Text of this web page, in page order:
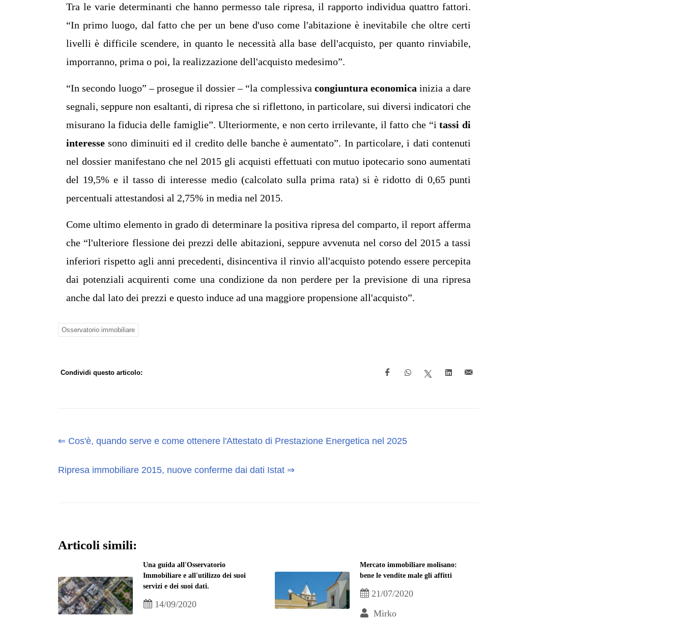
Tra le varie determinanti che hanno permesso tale ripresa, il rapporto individua quattro fattori.
“In primo luogo, dal fatto che per un bene d'uso come l'abitazione è inevitabile che oltre certi
livelli è difficile scendere, in quanto le necessità alla base dell'acquisto, per quanto rinviabile,
imporranno, prima o poi, la realizzazione dell'acquisto medesimo”.
“In secondo luogo” – prosegue il dossier – “la complessiva congiuntura economica inizia a dare
segnali, seppure non esaltanti, di ripresa che si riflettono, in particolare, sui diversi indicatori che
misurano la fiducia delle famiglie”. Ulteriormente, e non certo irrilevante, il fatto che “itassi di
interesse sono diminuiti ed il credito delle banche è aumentato”. In particolare, i dati contenuti
nel dossier manifestano che nel 2015 gli acquisti effettuati con mutuo ipotecario sono aumentati
del 19,5% e il tasso di interesse medio (calcolato sulla prima rata) si è ridotto di 0,65 punti
percentuali attestandosi al 2,75% in media nel 2015.
Come ultimo elemento in grado di determinare la positiva ripresa del comparto, il report afferma
che “l'ulteriore flessione dei prezzi delle abitazioni, seppure avvenuta nel corso del 2015 a tassi
inferiori rispetto agli anni precedenti, disincentiva il rinvio all'acquisto potendo essere percepita
dai potenziali acquirenti come una condizione da non perdere per la previsione di una ripresa
anche dal lato dei prezzi e questo induce ad una maggiore propensione all'acquisto”.
Osservatorio immobiliare
Condividi questo articolo:
⇐ Cos'è, quando serve e come ottenere l'Attestato di Prestazione Energetica nel 2025
Ripresa immobiliare 2015, nuove conferme dai dati Istat ⇒
Articoli simili:
Una guida all'Osservatorio
Immobiliare e all'utilizzo dei suoi
servizi e dei suoi dati.
14/09/2020
Mercato immobiliare molisano:
bene le vendite male gli affitti
21/07/2020
Mirko